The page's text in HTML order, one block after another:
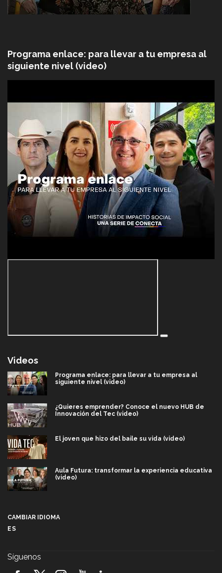
Programa enlace: para llevar a tu empresa al
siguiente nivel (video)
Videos
Programa enlace: para llevar a tu empresa al
siguiente nivel (video)
¿Quieres emprender? Conoce el nuevo HUB de
Innovación del Tec (video)
El joven que hizo del baile su vida (video)
Aula Futura: transformar la experiencia educativa
(video)
CAMBIAR IDIOMA
ES
Síguenos